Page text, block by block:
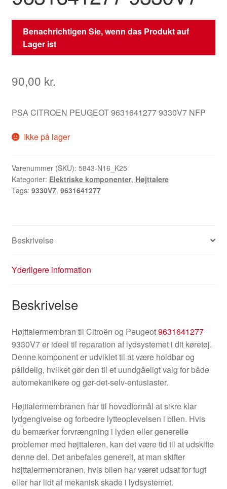
Benachrichtigen Sie, wenn das Produkt auf
Lager ist
90,00 kr.
PSA CITROEN PEUGEOT 9631641277 9330V7 NFP
Ikke på lager
Varenummer (SKU): 5843-N16_K25
Kategorier: Elektriske komponenter, Højttalere
Tags: 9330V7, 9631641277
Beskrivelse
Yderligere information
Beskrivelse
Højttalermembran til Citroën og Peugeot9631641277
9330V7 er ideel til reparation af lydsystemet i dit køretøj.
Denne komponent er udviklet til at være holdbar og
pålidelig, hvilket gør den til et uundgåeligt valg for både
automekanikere og gør-det-selv-entusiaster.
Højttalermembranen har til hovedformål at sikre klar
lydgengivelse og forbedre lytteoplevelsen i bilen. Hvis
du bemærker forvrængning i lyden eller generelle
problemer med højttaleren, kan det være tid til at udskifte
denne del. Det anbefales generelt, at man skifter
højttalermembranen, hvis bilen har været udsat for fugt
eller har lidt af mekanisk skade i lydsystemet.